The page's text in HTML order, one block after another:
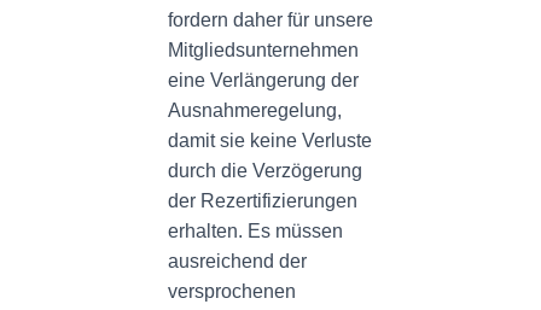
fordern daher für unsere
Mitgliedsunternehmen
eine Verlängerung der
Ausnahmeregelung,
damit sie keine Verluste
durch die Verzögerung
der Rezertifizierungen
erhalten. Es müssen
ausreichend der
versprochenen